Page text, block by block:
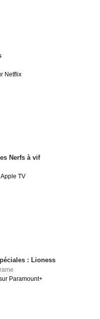
Netflix
Nerfs à vif
TV
: Lioness
Paramount+